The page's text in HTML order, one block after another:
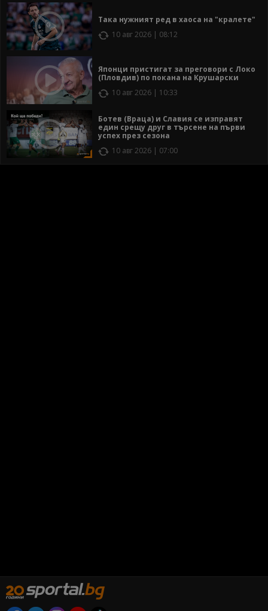
Така нужният ред в хаоса на "кралете"
10 авг 2026 | 08:12
Японци пристигат за преговори с Локо
(Пловдив) по покана на Крушарски
10 авг 2026 | 10:33
Ботев (Враца) и Славия се изправят
един срещу друг в търсене на първи
успех през сезона
10 авг 2026 | 07:00